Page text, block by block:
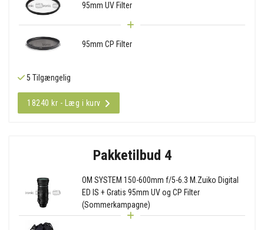
95mm UV Filter
95mm CP Filter
5 Tilgængelig
18240 kr - Læg i kurv
Pakketilbud 4
OM SYSTEM 150-600mm f/5-6.3 M.Zuiko Digital
ED IS + Gratis 95mm UV og CP Filter
(Sommerkampagne)